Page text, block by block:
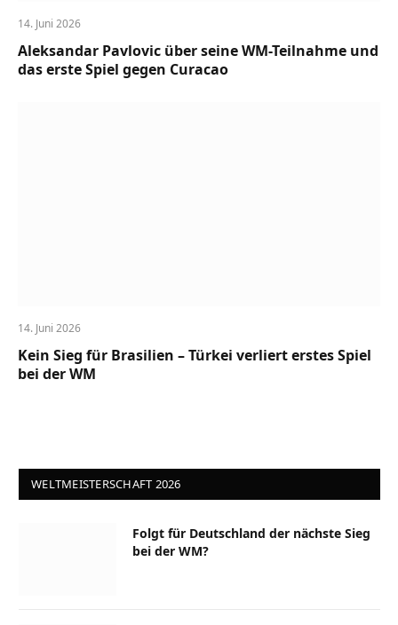
14. Juni 2026
Aleksandar Pavlovic über seine WM-Teilnahme und
das erste Spiel gegen Curacao
14. Juni 2026
Kein Sieg für Brasilien – Türkei verliert erstes Spiel
bei der WM
WELTMEISTERSCHAFT 2026
Folgt für Deutschland der nächste Sieg
bei der WM?